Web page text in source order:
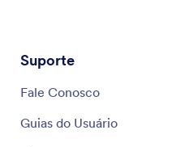
Suporte
Fale Conosco
Guias do Usuário